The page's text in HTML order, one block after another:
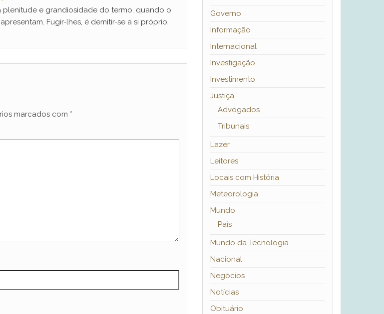
plenitude e grandiosidade do termo, quando o
Fugir-lhes, é demitir-se a si próprio.
marcados com *
Governo
Informação
Internacional
Investigação
Investimento
Justiça
Advogados
Tribunais
Lazer
Leitores
Locais com História
Meteorologia
Mundo
País
Mundo da Tecnologia
Nacional
Negócios
Notícias
Obituário